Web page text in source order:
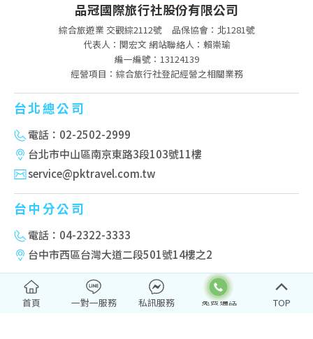
品冠國際旅行社股份有限公司
綜合旅遊業 交觀綜2112號
品保協會：北1281號
代表人：関宏文 網站聯絡人：賴崇瑜
編一編號：13124139
經營項目：綜合旅行社登記經營之相關業務
台北總公司
電話：02-2502-2999
台北市中山區南京東路3段103號11樓
service@pktravel.com.tw
台中分公司
電話：04-2322-3333
台中市西區台灣大道二段501號14樓之2
高雄分公司
首頁 一對一服務 私訊服務 TOP